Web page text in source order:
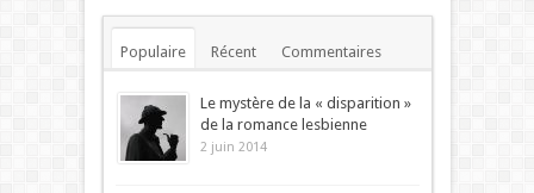
Populaire Récent Commentaires
Mots-clés
Le mystère de la « disparition »
de la romance lesbienne
2 juin 2014